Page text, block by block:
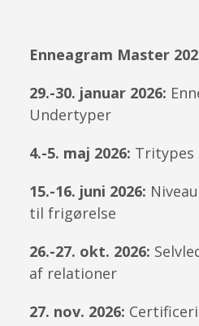
Enneagram Master
29.-30. januar 2026:
Undertyper
4.-5. maj 2026: Tritypes
15.-16. juni 2026:
til frigørelse
26.-27. okt. 2026:
af relationer
27. nov. 2026: